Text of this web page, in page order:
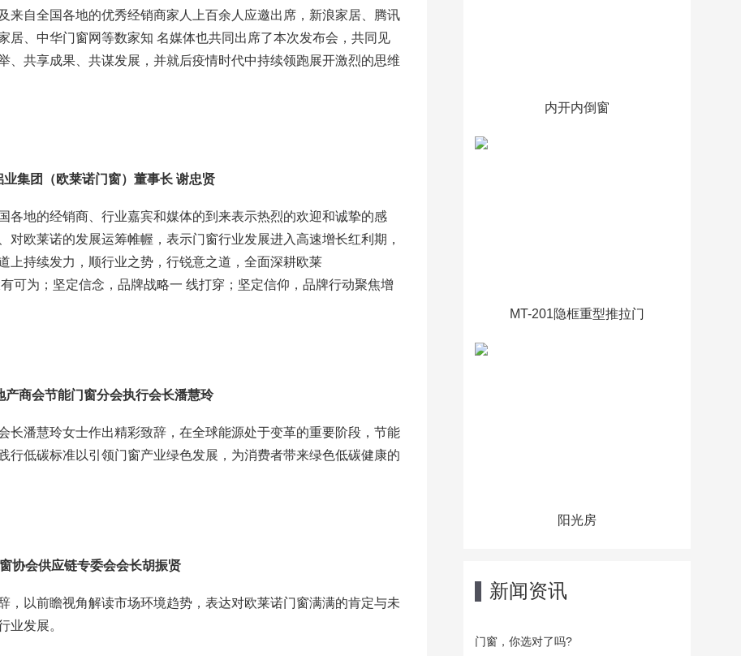
来自全国各地的优秀经销商家人上百余人应邀出席，新浪家居、腾讯
居、中华门窗网等数家知 名媒体也共同出席了本次发布会，共同见
、共享成果、共谋发展，并就后疫情时代中持续领跑展开激烈的思维
业集团（欧莱诺门窗）董事长 谢忠贤
各地的经销商、行业嘉宾和媒体的到来表示热烈的欢迎和诚挚的感
欧莱诺的发展运筹帷幄，表示门窗行业发展进入高速增长红利期，
上持续发力，顺行业之势，行锐意之道，全面深耕欧莱
可为；坚定信念，品牌战略一 线打穿；坚定信仰，品牌行动聚焦增
产商会节能门窗分会执行会长潘慧玲
长潘慧玲女士作出精彩致辞，在全球能源处于变革的重要阶段，节能
行低碳标准以引领门窗产业绿色发展，为消费者带来绿色低碳健康的
协会供应链专委会会长胡振贤
，以前瞻视角解读市场环境趋势，表达对欧莱诺门窗满满的肯定与未
业发展。
内开内倒窗
MT-201隐框重型推拉门
阳光房
新闻资讯
门窗，你选对了吗?